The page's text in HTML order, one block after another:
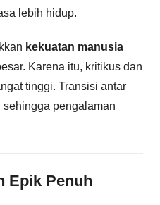
lebih hidup.
kekuatan manusia
Karena itu, kritikus dan
tinggi. Transisi antar
pengalaman
Epik Penuh